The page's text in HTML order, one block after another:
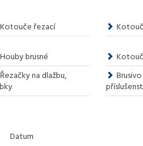
Kotouče řezací
Houby brusné
Řezačky na dlažbu,
Datum